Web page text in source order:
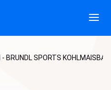
- BRUNDL SPORTS